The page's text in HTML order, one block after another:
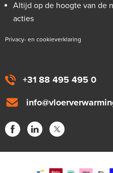
+31 88 495 495 0
Altijd op de hoogte van de
acties
Privacy- en cookieverklaring